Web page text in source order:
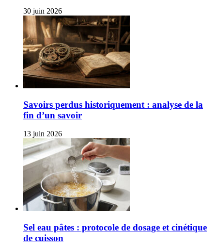
30 juin 2026
Savoirs perdus historiquement : analyse de la
fin d’un savoir
13 juin 2026
Sel eau pâtes : protocole de dosage et cinétique
de cuisson